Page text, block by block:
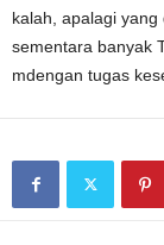
kalah, apalagi
sementara banyak
mdengan tugas